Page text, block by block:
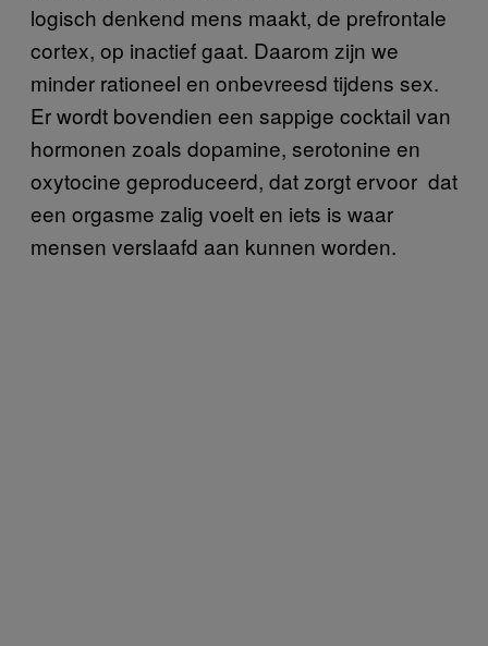
logisch denkend mens maakt, de prefrontale
cortex, op inactief gaat. Daarom zijn we
minder rationeel en onbevreesd tijdens sex.
Er wordt bovendien een sappige cocktail van
hormonen zoals dopamine, serotonine en
oxytocine geproduceerd, dat zorgt ervoor dat
een orgasme zalig voelt en iets is waar
mensen verslaafd aan kunnen worden.